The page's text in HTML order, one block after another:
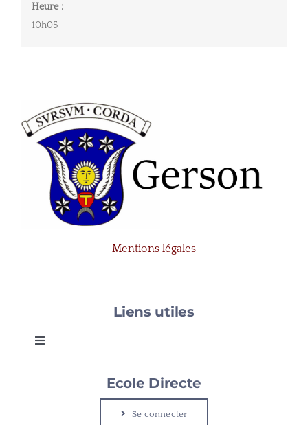
Heure :
10h05
Mentions légales
Liens utiles
Toggle
Ecole Directe
Se connecter